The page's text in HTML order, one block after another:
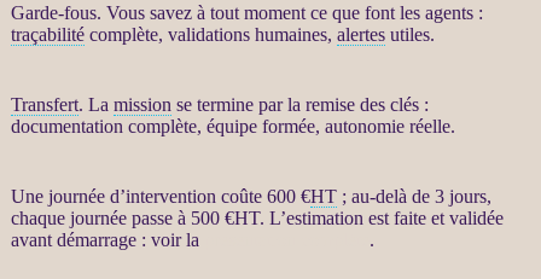
Garde-fous. Vous savez à tout moment ce que font les agents:
traçabilitécomplète, validations humaines, alertesutiles.
Transfert. La mission se termine par la remise des clés :
documentation complète, équipe formée, autonomie réelle.
Une journée d’intervention coûte 600 €HT; au-delà de 3 jours,
chaque journée passe à 500 €HT. L’estimation est faite et validée
avant démarrage : voir la
.